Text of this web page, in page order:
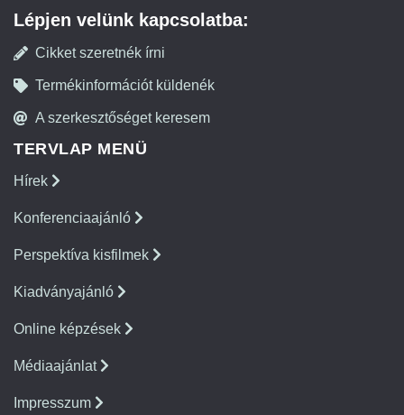
Lépjen velünk kapcsolatba:
Cikket szeretnék írni
Termékinformációt küldenék
A szerkesztőséget keresem
TERVLAP MENÜ
Hírek
Konferenciaajánló
Perspektíva kisfilmek
Kiadványajánló
Online képzések
Médiaajánlat
Impresszum